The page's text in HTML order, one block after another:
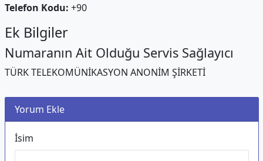
Telefon Kodu: +90
Ek Bilgiler
Numaranın Ait Olduğu Servis Sağlayıcı
TÜRK TELEKOMÜNİKASYON ANONİM ŞİRKETİ
Yorum Ekle
İsim